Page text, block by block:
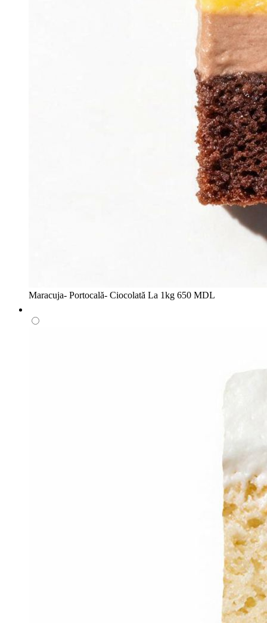
Maracuja- Portocală- Ciocolată La 1kg 650 MDL